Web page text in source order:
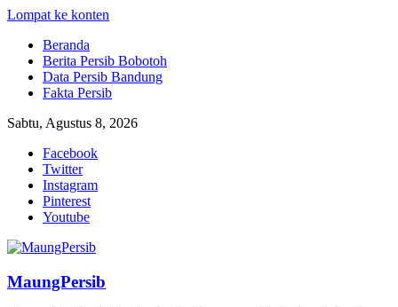
Lompat ke konten
Beranda
Berita Persib Bobotoh
Data Persib Bandung
Fakta Persib
Sabtu, Agustus 8, 2026
Facebook
Twitter
Instagram
Pinterest
Youtube
MaungPersib